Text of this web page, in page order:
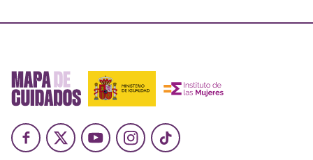
Facebook
X YoutubeInstagram
TikTok